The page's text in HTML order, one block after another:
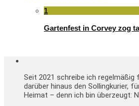
1
Gartenfest in Corvey zog
Seit 2021 schreibe ich
darüber hinaus den Sollingkurier,
Heimat – denn ich bin überzeugt: